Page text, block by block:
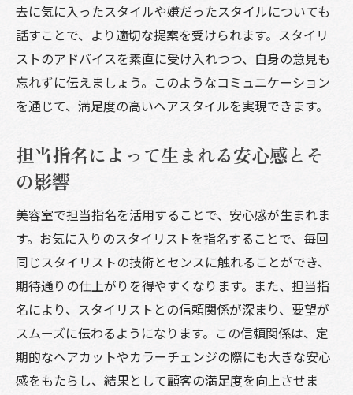
去に気に入ったスタイルや嫌だったスタイルについても
話すことで、より適切な提案を受けられます。スタイリ
ストのアドバイスを素直に受け入れつつ、自身の意見も
忘れずに伝えましょう。このようなコミュニケーション
を通じて、満足度の高いヘアスタイルを実現できます。
担当指名によって生まれる安心感とそ
の影響
美容室で担当指名を活用することで、安心感が生まれま
す。お気に入りのスタイリストを指名することで、毎回
同じスタイリストの技術とセンスに触れることができ、
期待通りの仕上がりを得やすくなります。また、担当指
名により、スタイリストとの信頼関係が深まり、要望が
スムーズに伝わるようになります。この信頼関係は、定
期的なヘアカットやカラーチェンジの際にも大きな安心
感をもたらし、結果として顧客の満足度を向上させま